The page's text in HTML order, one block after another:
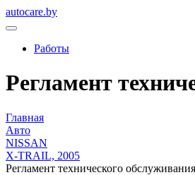
autocare.by
Работы
Регламент
Главная
Авто
NISSAN
X-TRAIL, 2005
Регламент технического обслуживания